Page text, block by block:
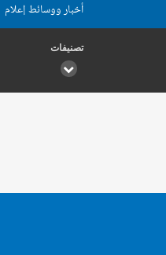
أخبار ووسائط إعلام
تصنيفات